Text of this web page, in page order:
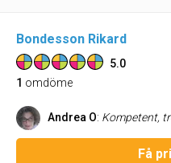
Bondesson Rikard
5.0
1 omdöme
Andrea O: Kompetent,
Få